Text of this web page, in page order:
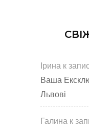
Ірина к
Ваша
Львові
Галина к